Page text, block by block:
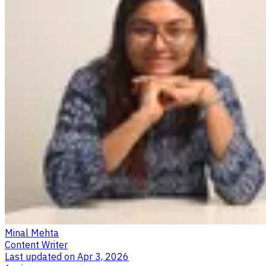
Minal Mehta
Content Writer
Last updated on Apr 3, 2026